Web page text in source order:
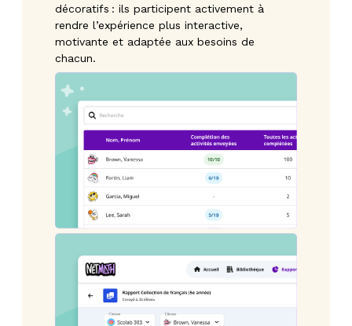
décoratifs : ils participent activement à
rendre l’expérience plus interactive,
motivante et adaptée aux besoins de
chacun.